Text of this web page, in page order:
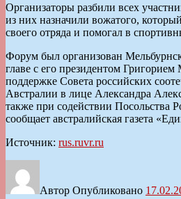
Организаторы разбили всех
из них назначили вожатого,
своего отряда и помогал в
Форум был организован
главе с его президентом
поддержке Совета российских
Австралии в лице Александра
также при содействии Посольства
сообщает австралийская газета
Источник: rus.ruvr.ru
Автор Опубликовано